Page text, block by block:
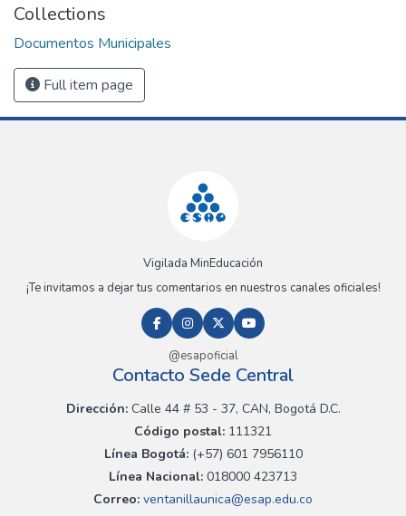
Collections
Documentos Municipales
Full item page
Vigilada MinEducación
¡Te invitamos a dejar tus comentarios en nuestros canales oficiales!
@esapoficial
Contacto Sede Central
Dirección:Calle 44 # 53 - 37, CAN, Bogotá D.C.
Código postal: 111321
Línea Bogotá:(+57) 601 7956110
Línea Nacional: 018000 423713
Correo: ventanillaunica@esap.edu.co